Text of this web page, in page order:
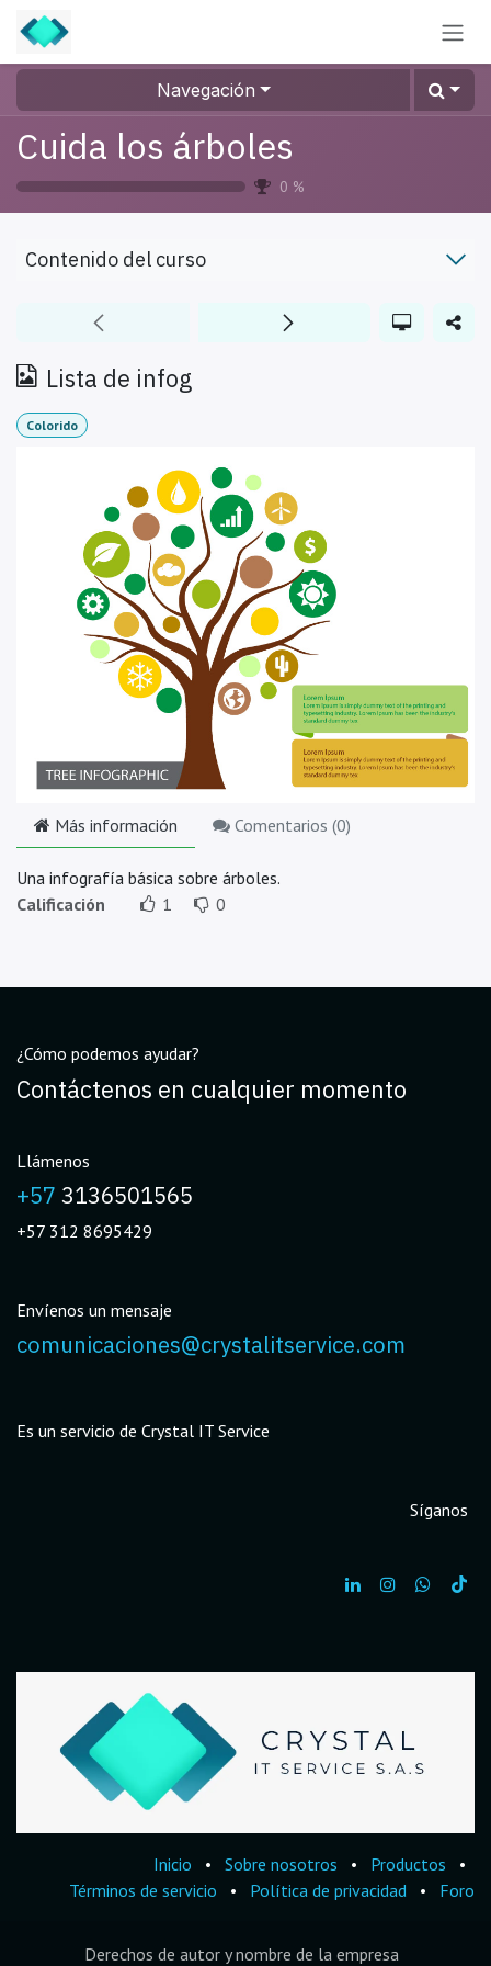
Ir al contenido
Navegación
Cuida los árboles
0 %
Contenido del curso
Lista de infog
Colorido
Más información Comentarios (0)
Una infografía básica sobre árboles.
Calificación
1 0
¿Cómo podemos ayudar?
Contáctenos en cualquier momento
Llámenos
+57 3136501565
+57 312 8695429
Envíenos un mensaje
comunicaciones@crystalitservice.com
Es un servicio de Crystal IT Service
Síganos
Inicio • Sobre nosotros • Productos
•
Términos de servicio
• Política de privacidad • Foro
Derechos de autor y nombre de la empresa